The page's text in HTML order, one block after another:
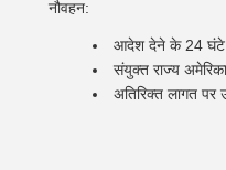
नौवहन:
आदेश देने के 24 घंटे
संयुक्त राज्य
अतिरिक्त लागत पर